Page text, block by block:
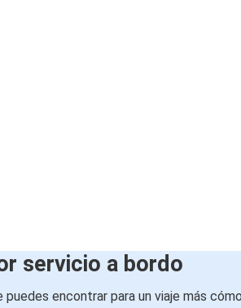
servicio a bordo
encontrar para un viaje más